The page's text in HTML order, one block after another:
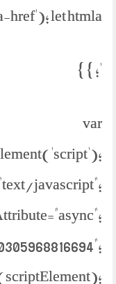
let htmla="
'; } }
var
javascript";